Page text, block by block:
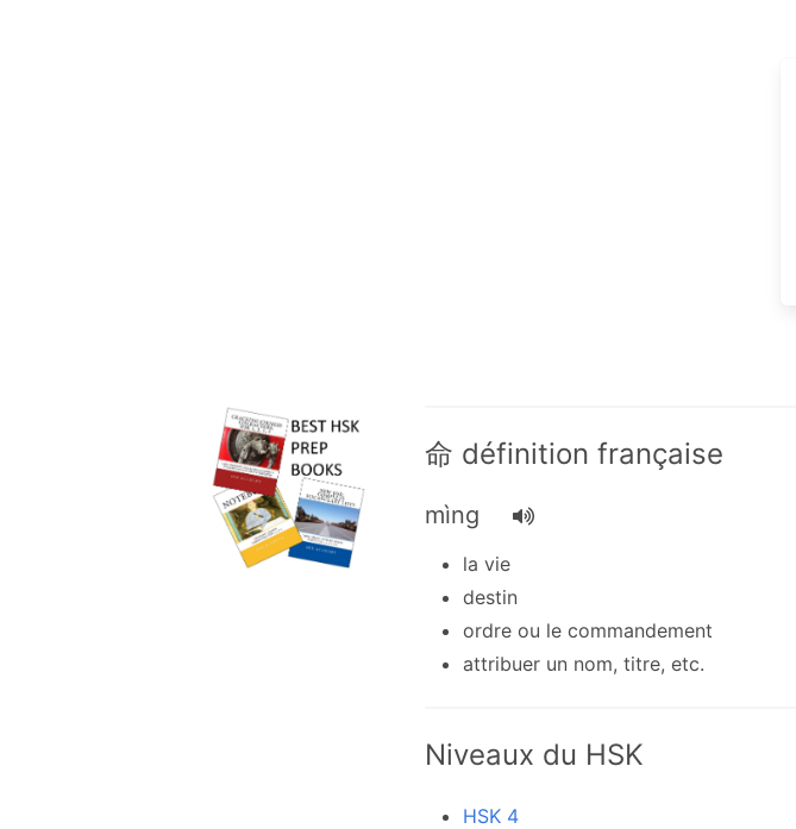
命 définition française
mìng
la vie
destin
ordre ou le commandement
attribuer un nom, titre, etc.
Niveaux du HSK
HSK 4